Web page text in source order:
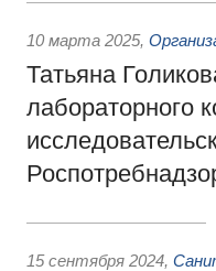
10 марта 2025,
Татьяна
лабораторного
15 сентября 2024,